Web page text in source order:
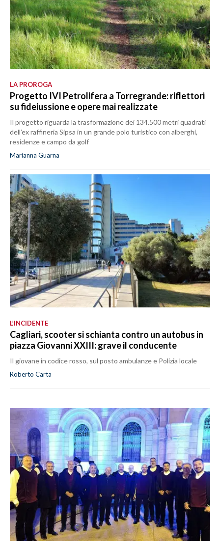
LA PROROGA
Progetto IVI Petrolifera a Torregrande: riflettori
su fideiussione e opere mai realizzate
Il progetto riguarda la trasformazione dei 134.500 metri quadrati
dell’ex raffineria Sipsa in un grande polo turistico con alberghi,
residenze e campo da golf
Marianna Guarna
L’INCIDENTE
Cagliari, scooter si schianta contro un autobus in
piazza Giovanni XXIII: grave il conducente
Il giovane in codice rosso, sul posto ambulanze e Polizia locale
Roberto Carta